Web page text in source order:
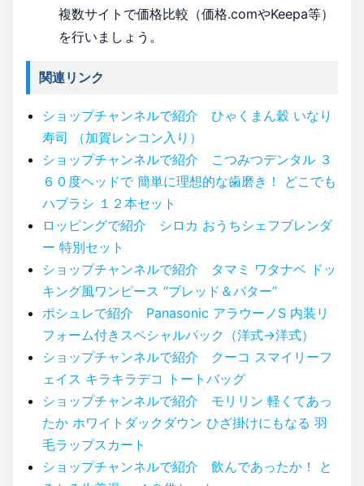
複数サイトで価格比較（価格.comやKeepa等）
を行いましょう。
関連リンク
ショップチャンネルで紹介 ひゃくまん穀 いなり
寿司 （加賀レンコン入り）
ショップチャンネルで紹介 こつみつデンタル ３
６０度ヘッドで 簡単に理想的な歯磨き！ どこでも
ハブラシ １２本セット
ロッピングで紹介 シロカ おうちシェフブレンダ
ー 特別セット
ショップチャンネルで紹介 タマミ ワタナベ ドッ
キング風ワンピース “ブレッド＆バター”
ポシュレで紹介 Panasonic アラウーノS 内装リ
フォーム付きスペシャルパック（洋式→洋式）
ショップチャンネルで紹介 クーコ スマイリーフ
ェイス キラキラデコ トートバッグ
ショップチャンネルで紹介 モリリン 軽くてあっ
たか ホワイトダックダウン ひざ掛けにもなる 羽
毛ラップスカート
ショップチャンネルで紹介 飲んであったか！ と